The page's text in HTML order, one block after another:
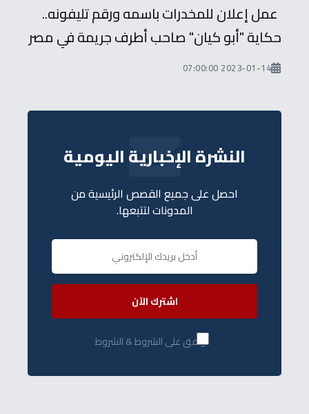
عمل إعلان للمخدرات باسمه ورقم تليفونه..
حكاية "أبو كيان" صاحب أطرف جريمة في مصر
2023-01-14 07:00:00
النشرة الإخبارية اليومية
احصل على جميع القصص الرئيسية من
المدونات لتتبعها.
اشترك الآن
أوافق على الشروط & الشروط